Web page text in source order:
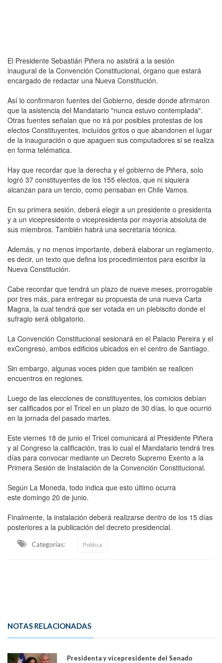
El Presidente Sebastián Piñera no asistirá a la sesión
inaugural de la Convención Constitucional, órgano que estará
encargado de redactar una Nueva Constitución.
Así lo confirmaron fuentes del Gobierno, desde donde afirmaron
que la asistencia del Mandatario "nunca estuvo contemplada".
Otras fuentes señalan que no irá por posibles protestas de los
electos Constituyentes, incluídos gritos o que abandonen el lugar
de la inauguración o que apaguen sus computadores si se realiza
en forma telématica.
Hay que recordar que la derecha y el gobierno de Piñera, solo
logró 37 constituyentes de los 155 electos, que ni siquiera
alcanzan para un tercio, como pensaban en Chile Vamos.
En su primera sesión, deberá elegir a un presidente o presidenta
y a un vicepresidente o vicepresidenta por mayoría absoluta de
sus miembros. También habrá una secretaría técnica.
Además, y no menos importante, deberá elaborar un reglamento,
es decir, un texto que defina los procedimientos para escribir la
Nueva Constitución.
Cabe recordar que tendrá un plazo de nueve meses, prorrogable
por tres más, para entregar su propuesta de una nueva Carta
Magna, la cual tendrá que ser votada en un plebiscito donde el
sufragio será obligatorio.
La Convención Constitucional sesionará en el Palacio Pereira y el
exCongreso, ambos edificios ubicados en el centro de Santiago.
Sin embargo, algunas voces piden que también se realicen
encuentros en regiones.
Luego de las elecciones de constituyentes, los comicios debían
ser calificados por el Tricel en un plazo de 30 días, lo que ocurrió
en la jornada del pasado martes.
Este viernes 18 de junio el Tricel comunicará al Presidente Piñera
y al Congreso la calificación, tras lo cual el Mandatario tendrá tres
días para convocar mediante un Decreto Supremo Exento a la
Primera Sesión de Instalación de la Convención Constitucional.
Según La Moneda, todo indica que esto último ocurra
este domingo 20 de junio.
Finalmente, la instalación deberá realizarse dentro de los 15 días
posteriores a la publicación del decreto presidencial.
Categorias: Política
NOTAS RELACIONADAS
Presidenta y vicepresidente del Senado